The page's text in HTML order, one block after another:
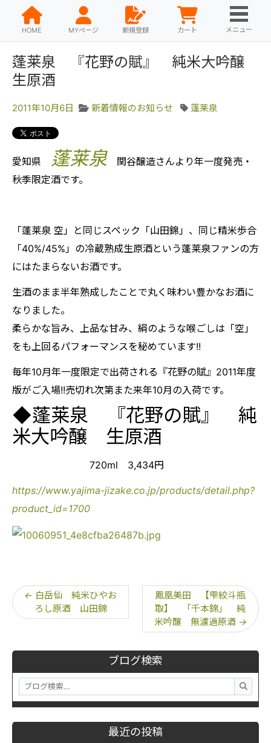
HOME MYページ 新規登録 カート メニュー
ブログ検索
最近の投稿
蓬莱泉 『花野の賦』 純米大吟醸
生原酒
2011年10月6日 新着情報のお知らせ 蓬莱泉
愛知県 蓬莱泉 関谷醸造さんより年一度発売・
秋季限定酒です。
「蓬莱泉 空」と同じスペック「山田錦」、同じ精米歩合
「40%/45%」の冷蔵熟成生原酒という蓬莱泉ファンの方
にはたまらないお酒です。
生酒のまま半年熟成したことで丸く味わい豊かなお酒に
なりました。
柔らかな旨み、上品な甘み、絹のような喉ごしは「空」
をも上回るパフォーマンスを秘めています!!
毎年10月年一度限定で出荷される『花野の賦』2011年度
版がご入場!!売切れ次第また来年10月の入荷です。
◆蓬莱泉 『花野の賦』 純
米大吟醸 生原酒
720ml 3,434円
https://www.yajima-jizake.co.jp/products/detail.php?
product_id=1700
← 白岳仙 純米ひやお
ろし原酒 山田錦
鳳凰美田 【雫絞斗瓶
取】 「千本錦」 純
米吟醸 無濾過原酒 →